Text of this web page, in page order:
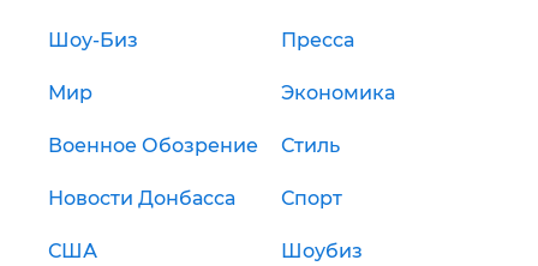
Шоу-Биз Пресса
Мир Экономика
Военное Обозрение Стиль
Новости Донбасса Спорт
США Шоубиз